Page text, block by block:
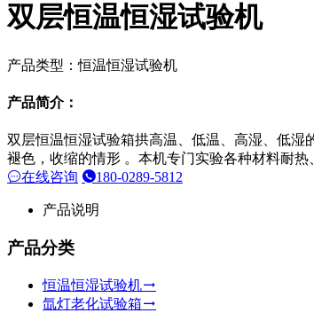
双层恒温恒湿试验机
产品类型：恒温恒湿试验机
产品简介：
双层恒温恒湿试验箱拱高温、低温、高湿、低湿
褪色，收缩的情形 。本机专门实验各种材料耐热
在线咨询
180-0289-5812
产品说明
产品分类
恒温恒湿试验机
氙灯老化试验箱